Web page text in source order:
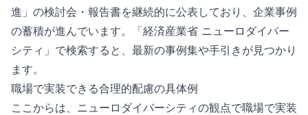
進」の検討会・報告書を継続的に公表しており、企業事例
の蓄積が進んでいます。「経済産業省 ニューロダイバー
シティ」で検索すると、最新の事例集や手引きが見つかり
ます。
職場で実装できる合理的配慮の具体例
ここからは、ニューロダイバーシティの観点で職場で実装